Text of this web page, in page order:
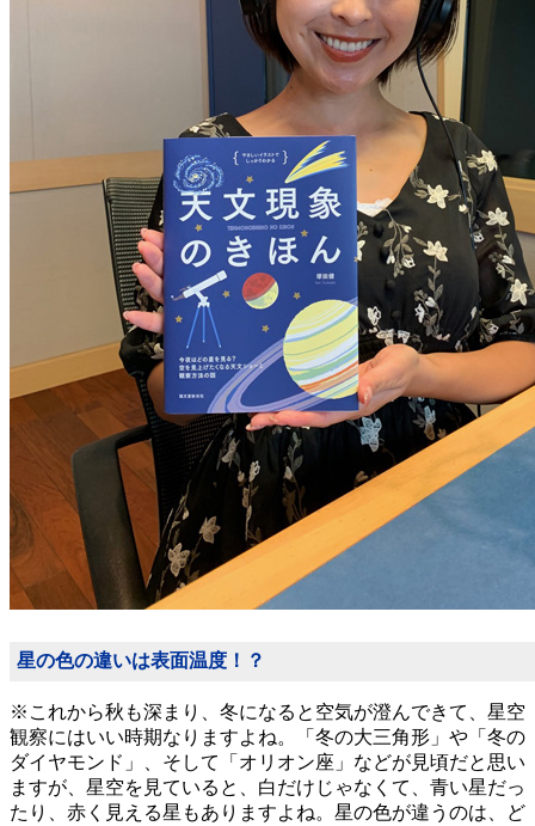
星の色の違いは表面温度！？
※これから秋も深まり、冬になると空気が澄んできて、星空
観察にはいい時期なりますよね。「冬の大三角形」や「冬の
ダイヤモンド」、そして「オリオン座」などが見頃だと思い
ますが、星空を見ていると、白だけじゃなくて、青い星だっ
たり、赤く見える星もありますよね。星の色が違うのは、ど